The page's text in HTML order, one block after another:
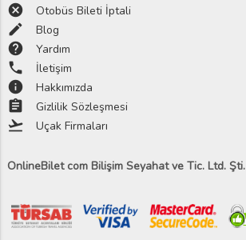
cancel Otobüs Bileti İptali
edit Blog
help Yardım
phone İletişim
info Hakkımızda
assignment Gizlilik Sözleşmesi
flight_takeoff Uçak Firmaları
OnlineBilet com Bilişim Seyahat ve Tic. Ltd. Şti.